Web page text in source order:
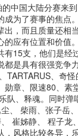
中国大陆分赛来
成为了赛事的焦点
出，而且质量还相
应有位置和价值。
有15支，他们是经
都是具有很强竞争
TARTARUS、奇
勋章、限速80、素
队、释魂。同时
、 柴雨、张子岳
崔姊静、 程子龙
，风格比较各异，